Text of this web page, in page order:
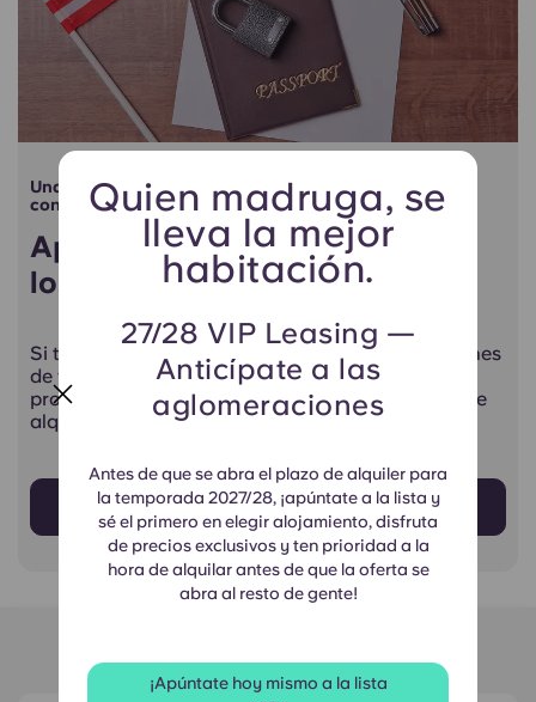
Quien madruga, se
lleva la mejor
habitación.
27/28 VIP Leasing —
Anticípate a las
aglomeraciones
Antes de que se abra el plazo de alquiler para
la temporada 2027/28, ¡apúntate a la lista y
sé el primero en elegir alojamiento, disfruta
de precios exclusivos y ten prioridad a la
hora de alquilar antes de que la oferta se
abra al resto de gente!
¡Apúntate hoy mismo a la lista
Una solución justa y transparente para la rescisión de
contratos de alquiler para estudiantes internacionales
Apoyar a los estudiantes ante
los problemas con los visados
Si tienes problemas con el visado o las restricciones
de viaje te impiden estudiar en EE. UU., nuestro
programa de rescisión provisional de contratos de
alquiler te ofrece claridad y apoyo.
Más información
Por Skybox